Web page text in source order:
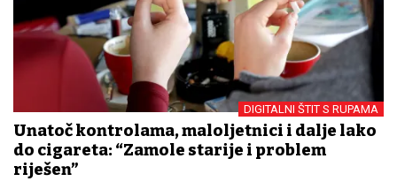
DIGITALNI ŠTIT S RUPAMA
Unatoč kontrolama, maloljetnici i dalje lako
do cigareta: “Zamole starije i problem
riješen”